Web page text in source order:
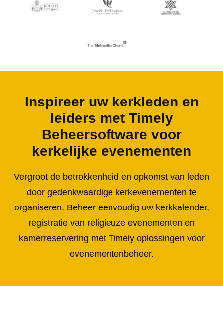
Inspireer uw kerkleden en
leiders met Timely
Beheersoftware voor
kerkelijke evenementen
Vergroot de betrokkenheid en opkomst van leden
door gedenkwaardige kerkevenementen te
organiseren. Beheer eenvoudig uw kerkkalender,
registratie van religieuze evenementen en
kamerreservering met Timely oplossingen voor
evenementenbeheer.